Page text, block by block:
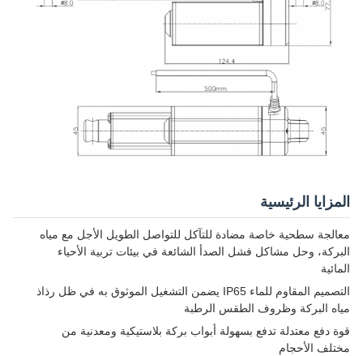
المزايا الرئيسية
معالجة سطحية خاصة مضادة للتآكل للتواصل الطويل الأجل مع مياه
البركة، وحل مشاكل فشل الصدأ الشائعة في بيئات تربية الأحياء
المائية
التصميم المقاوم للماء IP65 يضمن التشغيل الموثوق به في ظل رذاذ
مياه البركة وظروف الطقس الرطبة
قوة دفع معتدلة تدفع بسهولة أبواب بركة بلاستيكية ومعدنية من
مختلف الأحجام